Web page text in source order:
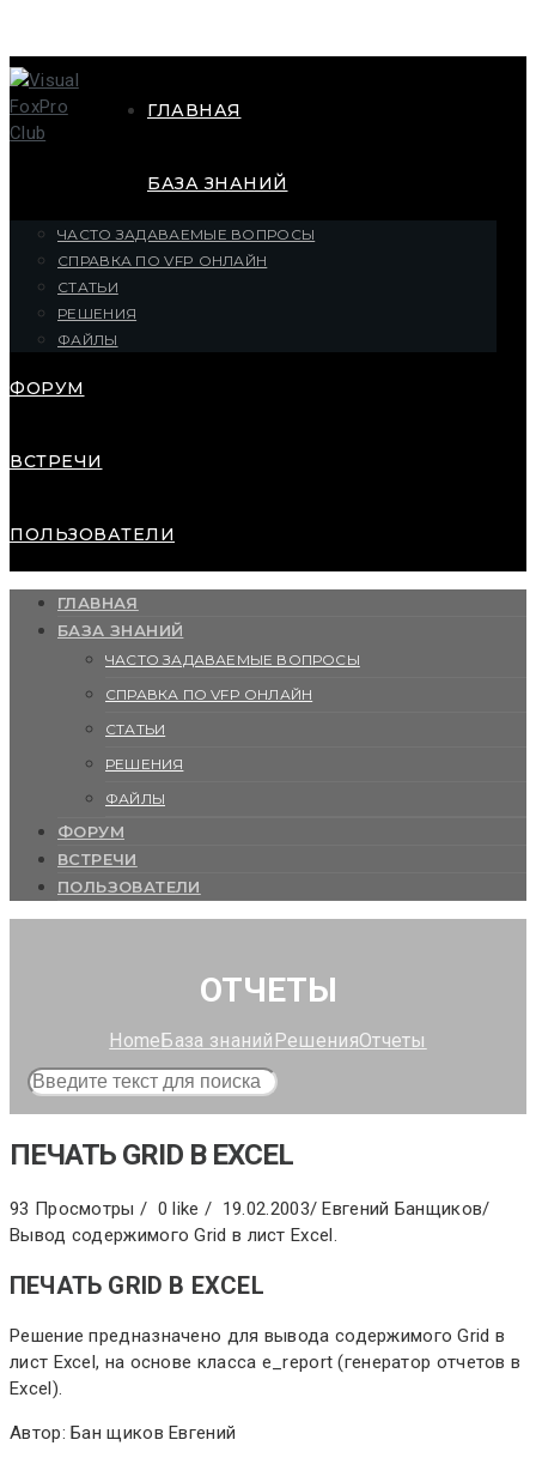
ГЛАВНАЯ
БАЗА ЗНАНИЙ
ЧАСТО ЗАДАВАЕМЫЕ ВОПРОСЫ
СПРАВКА ПО VFP ОНЛАЙН
СТАТЬИ
РЕШЕНИЯ
ФАЙЛЫ
ФОРУМ
ВСТРЕЧИ
ПОЛЬЗОВАТЕЛИ
ГЛАВНАЯ
БАЗА ЗНАНИЙ
ЧАСТО ЗАДАВАЕМЫЕ ВОПРОСЫ
СПРАВКА ПО VFP ОНЛАЙН
СТАТЬИ
РЕШЕНИЯ
ФАЙЛЫ
ФОРУМ
ВСТРЕЧИ
ПОЛЬЗОВАТЕЛИ
ОТЧЕТЫ
HomeБаза знаний РешенияОтчеты
ПЕЧАТЬ GRID В EXCEL
93 Просмотры / 0 like / 19.02.2003/ Евгений Банщиков/
Вывод содержимого Grid в лист Excel.
ПЕЧАТЬ GRID В EXCEL
Решение предназначено для вывода содержимого Grid в
лист Excel, на основе класса e_report (генератор отчетов в
Excel).
Автор: Бан щиков Евгений